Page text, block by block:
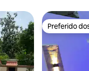
Preferido
Preferido